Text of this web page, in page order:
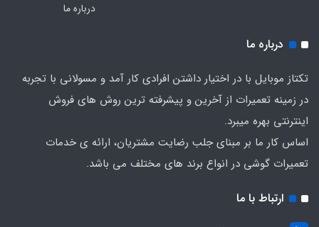
درباره ما
درباره ما
تکتاز موبایل با در اختیار داشتن افرادی کار آمد و مسولانی با تجربه
در زمینه تعمیرات از آخرین و پیشرفته ترین روش های فروش
اینترنتی بهره میبرد.
اساس کار ما بر مبنای جلب رضایت مشتریان، ارائه ی خدمات
تعمیرات گوشی در انواع برند های مختلف می باشد.
ارتباط با ما